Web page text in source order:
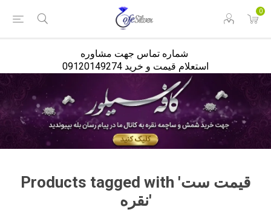
0
استعلام قیمت و خرید 09120149274
Products tagged with 'قیمت ست
نقره'